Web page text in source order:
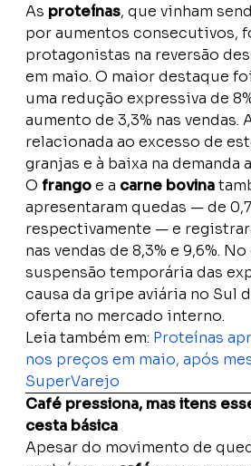
As proteínas, que vinham
por aumentos consecutivos,
protagonistas na reversão
em maio. O maior destaque
uma redução expressiva de
aumento de 3,3% nas vendas.
relacionada ao excesso de
granjas e à baixa na demanda
O frangoe a carne bovina
apresentaram quedas — de
respectivamente — e
nas vendas de 8,3% e 9,6%.
suspensão temporária das
causa da gripe aviária no Sul
oferta no mercado interno.
Leia também em: Proteínas
nos preços em maio, após
SuperVarejo
Café pressiona, mas itens
cesta básica
Apesar do movimento de